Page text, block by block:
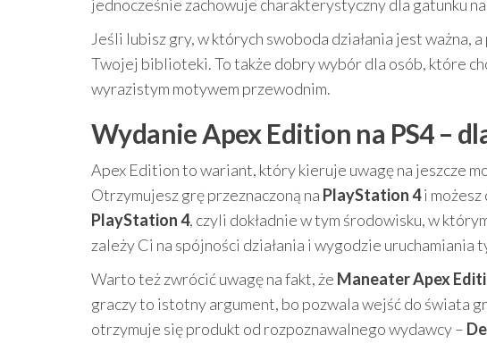
jednocześnie zachowuje charakterystyczny dla gatunku
Jeśli lubisz gry, w których swoboda działania jest ważna,
Twojej biblioteki. To także dobry wybór dla osób, które
wyrazistym motywem przewodnim.
Wydanie Apex Edition na PS4 –
Apex Edition to wariant, który kieruje uwagę na jeszcze
Otrzymujesz grę przeznaczoną na PlayStation 4i możesz
PlayStation 4, czyli dokładnie w tym środowisku, w
zależy Ci na spójności działania i wygodzie uruchamiania
Warto też zwrócić uwagę na fakt, że Maneater Apex
graczy to istotny argument, bo pozwala wejść do świata
otrzymuje się produkt od rozpoznawalnego wydawcy –